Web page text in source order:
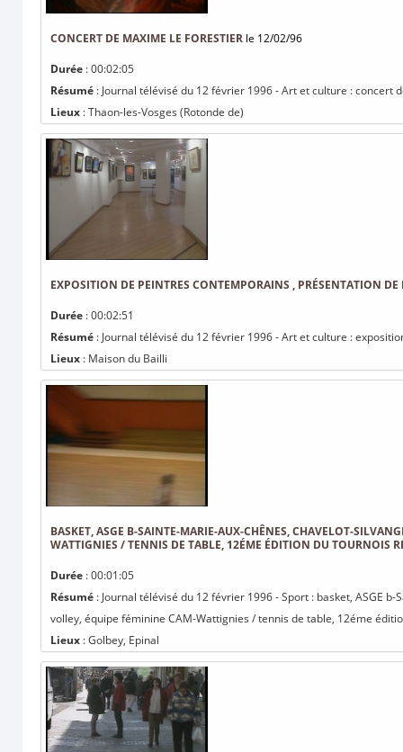
CONCERT DE MAXIME LE FORESTIER le 12/02/96
Durée : 00:02:05
Résumé : Journal télévisé du 12 février 1996 - Art et culture : concert
Lieux : Thaon-les-Vosges (Rotonde de)
EXPOSITION DE PEINTRES CONTEMPORAINS , PRÉSENTATION DE
Durée : 00:02:51
Résumé : Journal télévisé du 12 février 1996 - Art et culture :
Lieux : Maison du Bailli
BASKET, ASGE B-SAINTE-MARIE-AUX-CHÊNES, CHAVELOT-
WATTIGNIES / TENNIS DE TABLE, 12ÉME ÉDITION DU TOURNOIS
Durée : 00:01:05
Résumé : Journal télévisé du 12 février 1996 - Sport : basket, ASGE
volley, équipe féminine CAM-Wattignies / tennis de table, 12éme
Lieux : Golbey, Epinal